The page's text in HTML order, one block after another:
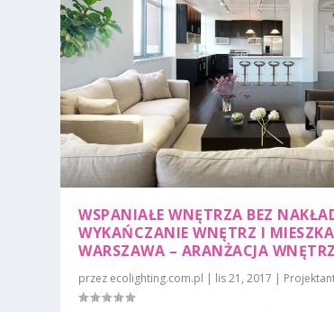
WSPANIAŁE WNĘTRZA BEZ
WYKAŃCZANIE WNĘTRZ I
WARSZAWA – ARANŻACJA
przez ecolighting.com.pl | lis 21, 2017 |